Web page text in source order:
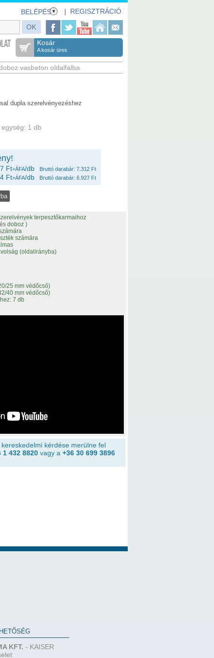
BELÉPÉS | REGISZTRÁCIÓ
Kosár
A kosár üres
vasbeton oldalfalba
dupla szerelvényezéshez
1 db
Ft+ÁFA/db Bruttó darabár: 7.312 Ft
Ft+ÁFA/db Bruttó darabár: 6.927 Ft
terpesztőkarmaihoz
doboz )
számára
(oldalirányba)
25 mm védőcső)
40 mm védőcső)
7 db
kérdése merülne fel
1 432 8820 vagy a +36 30 699 3896
KFT. - KAISER